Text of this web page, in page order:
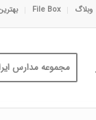
وبلاگ File Box
مجموعه مدارس